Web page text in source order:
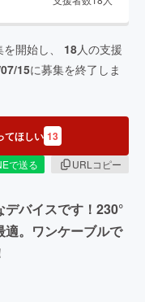
開始し、 18人の支援
15に募集を終了しま
てほしい 13
で送る
URLコピー
バイスです！230°
適。ワンケーブルで